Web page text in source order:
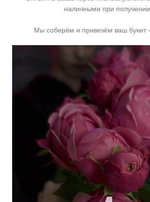
наличными при получении.
Мы соберём и привезём ваш букет